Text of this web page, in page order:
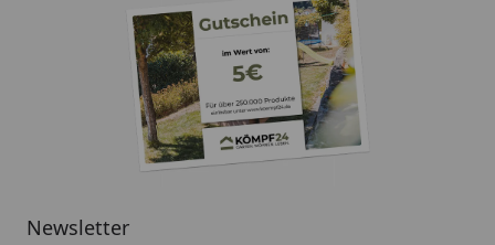
Newsletter